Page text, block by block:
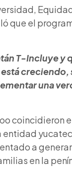
que el
T-Incluye y
una
coincidieron
entidad
a
en la